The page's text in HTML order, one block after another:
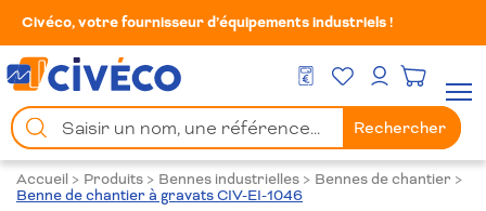
Civéco, votre fournisseur d’équipements industriels !
DEVIS GRATUIT
Mes FavorisMon compte
Chercher
un
produit
Rechercher
Accueil > Produits > Bennes industrielles > Bennes de chantier >
Benne de chantier à gravats CIV-EI-1046